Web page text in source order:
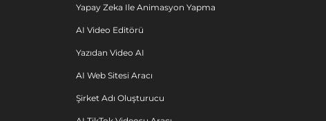
Yapay Zeka Ile Animasyon Yapma
AI Video Editörü
Yazıdan Video AI
AI Web Sitesi Aracı
Şirket Adı Oluşturucu